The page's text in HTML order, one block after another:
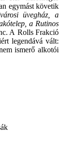
egymást követik
üvegház, a
a Rutinos
A Rolls Frakció
legendává vált:
ismerő alkotói